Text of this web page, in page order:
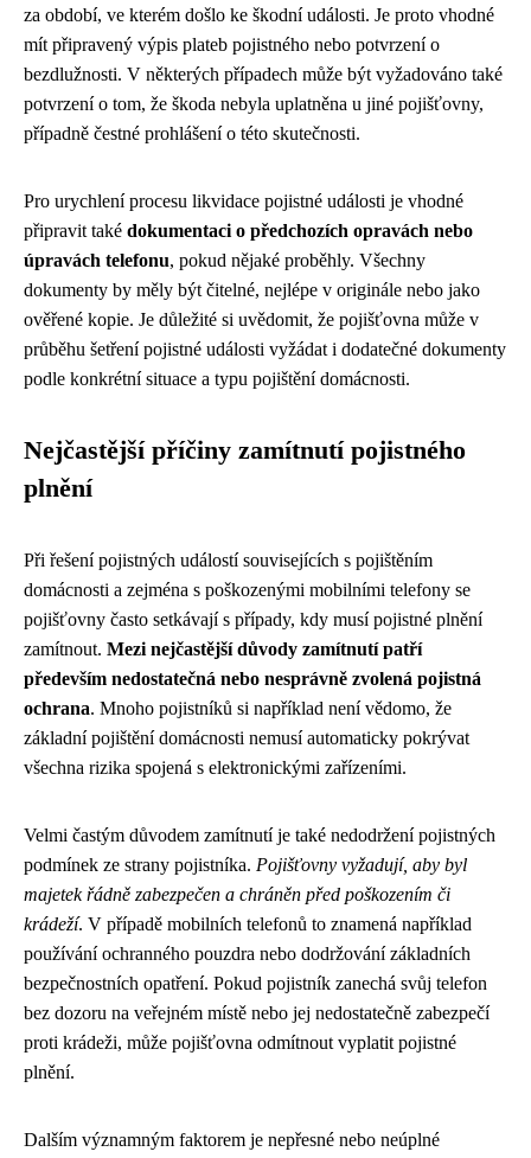
za období, ve kterém došlo ke škodní události. Je proto vhodné
mít připravený výpis plateb pojistného nebo potvrzení o
bezdlužnosti. V některých případech může být vyžadováno také
potvrzení o tom, že škoda nebyla uplatněna u jiné pojišťovny,
případně čestné prohlášení o této skutečnosti.
Pro urychlení procesu likvidace pojistné události je vhodné
připravit také dokumentaci o předchozích opravách nebo
úpravách telefonu, pokud nějaké proběhly. Všechny
dokumenty by měly být čitelné, nejlépe v originále nebo jako
ověřené kopie. Je důležité si uvědomit, že pojišťovna může v
průběhu šetření pojistné události vyžádat i dodatečné dokumenty
podle konkrétní situace a typu pojištění domácnosti.
Nejčastější příčiny zamítnutí pojistného
plnění
Při řešení pojistných událostí souvisejících s pojištěním
domácnosti a zejména s poškozenými mobilními telefony se
pojišťovny často setkávají s případy, kdy musí pojistné plnění
zamítnout. Mezi nejčastější důvody zamítnutí patří
především nedostatečná nebo nesprávně zvolená pojistná
ochrana. Mnoho pojistníků si například není vědomo, že
základní pojištění domácnosti nemusí automaticky pokrývat
všechna rizika spojená s elektronickými zařízeními.
Velmi častým důvodem zamítnutí je také nedodržení pojistných
podmínek ze strany pojistníka. Pojišťovny vyžadují, aby byl
majetek řádně zabezpečen a chráněn před poškozením či
krádeží. V případě mobilních telefonů to znamená například
používání ochranného pouzdra nebo dodržování základních
bezpečnostních opatření. Pokud pojistník zanechá svůj telefon
bez dozoru na veřejném místě nebo jej nedostatečně zabezpečí
proti krádeži, může pojišťovna odmítnout vyplatit pojistné
plnění.
Dalším významným faktorem je nepřesné nebo neúplné